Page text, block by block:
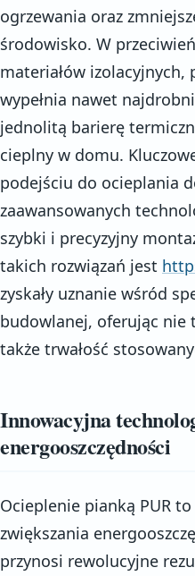
ogrzewania oraz
środowisko. W
materiałów izolacyjnych,
wypełnia nawet
jednolitą barierę
cieplny w domu.
podejściu do ocieplania
zaawansowanych
szybki i precyzyjny
takich rozwiązań jest
zyskały uznanie wśród
budowlanej, oferując nie
także trwałość
Innowacyjna
energooszczędności
Ocieplenie pianką PUR
zwiększania
przynosi rewolucyjne